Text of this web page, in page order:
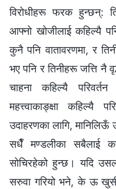
विरोधीहरू फरक हुन्छन्:
आफ्‍नो खोजीलाई कहिल्यै
कुनै पनि वातावरणमा, र
भए पनि र तिनीहरू जत्ति नै
चाहना कहिल्यै
महत्त्वाकाङ्क्षा कहिल्यै
उदाहरणका लागि,
सधैँ मण्डलीका सबैलाई
सोचिरहेको हुन्छ। यदि
सरुवा गरियो भने, के ऊ